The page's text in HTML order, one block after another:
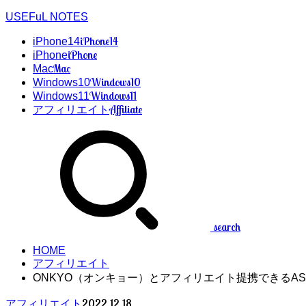
USEFuL NOTES
iPhone14iPhone14
iPhoneiPhone
MacMac
Windows10Windows10
Windows11Windows11
アフィリエイトAffiliate
search
HOME
アフィリエイト
ONKYO（オンキョー）とアフィリエイト提携できる
アフィリエイト 2022.12.18